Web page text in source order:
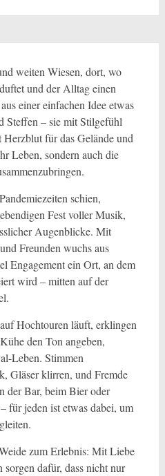
weiten Wiesen, dort, wo
und der Alltag einen
einer einfachen Idee etwas
Steffen – sie mit Stilgefühl
für das Gelände und
Leben, sondern auch die
schien,
Fest voller Musik,
Augenblicke. Mit
Freunden wuchs aus
Engagement ein Ort, an dem
wird – mitten auf der
Hochtouren läuft, erklingen
den Ton angeben,
Leben. Stimmen
Gläser klirren, und Fremde
der Bar, beim Bier oder
für jeden ist etwas dabei, um
zum Erlebnis: Mit Liebe
dafür, dass nicht nur